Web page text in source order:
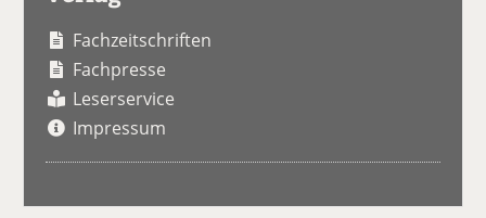
Fachzeitschriften
Fachpresse
Leserservice
Impressum